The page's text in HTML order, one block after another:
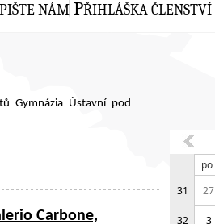
NÁM PŘIHLÁŠKA ČLENSTVÍ
Gymnázia Ústavní pod
Carbone,
po
31
27
32 3